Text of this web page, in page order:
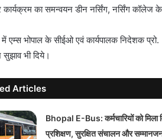
कार्यक्रम का समन्वयन डीन नर्सिंग, नर्सिंग कॉलेज
में एम्स भोपाल के सीईओ एवं कार्यपालक निदेशक
भी दिये।
Articles
Bhopal E-Bus: कर्मचारियों को मिला
प्रशिक्षण, सुरक्षित संचालन और